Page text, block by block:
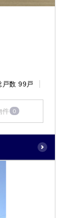
戸数 99戸
件 0